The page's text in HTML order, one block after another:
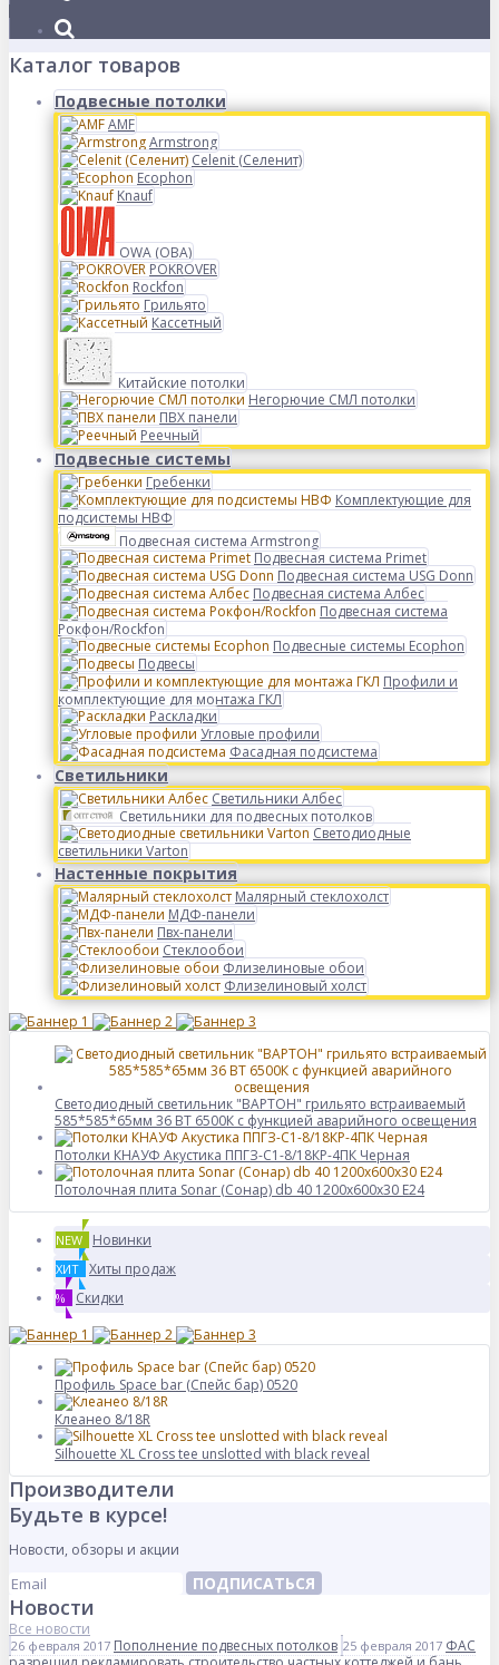
Каталог товаров
Подвесные потолки
AMF
Armstrong
Celenit (Селенит)
Ecophon
Knauf
OWA (ОВА)
POKROVER
Rockfon
Грильято
Кассетный
Китайские потолки
Негорючие СМЛ потолки
ПВХ панели
Реечный
Подвесные системы
Гребенки
Комплектующие для
подсистемы НВФ
Подвесная система Armstrong
Подвесная система Primet
Подвесная система USG Donn
Подвесная система Албес
Подвесная система
Рокфон/Rockfon
Подвесные системы Ecophon
Подвесы
Профили и
комплектующие для монтажа ГКЛ
Раскладки
Угловые профили
Фасадная подсистема
Светильники
Светильники Албес
Светильники для подвесных потолков
Светодиодные
светильники Varton
Настенные покрытия
Малярный стеклохолст
МДФ-панели
Пвх-панели
Стеклообои
Флизелиновые обои
Флизелиновый холст
Светодиодный светильник "ВАРТОН" грильято встраиваемый
585*585*65мм 36 ВТ 6500К с функцией аварийного освещения
Потолки КНАУФ Акустика ППГЗ-С1-8/18КР-4ПК Черная
Потолочная плита Sonar (Сонар) db 40 1200x600x30 E24
NEW Новинки
ХИТ Хиты продаж
% Скидки
Профиль Space bar (Спейс бар) 0520
Клеанео 8/18R
Silhouette XL Cross tee unslotted with black reveal
Производители
Будьте в курсе!
Новости, обзоры и акции
ПОДПИСАТЬСЯ
Новости
Все новости
26 февраля 2017 Пополнение подвесных потолков 25 февраля 2017 ФАС